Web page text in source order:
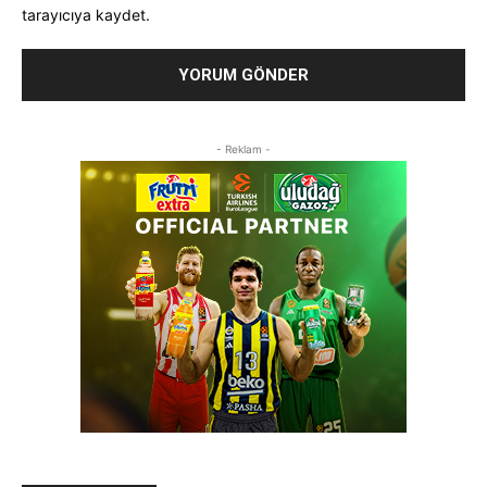
tarayıcıya kaydet.
- Reklam -